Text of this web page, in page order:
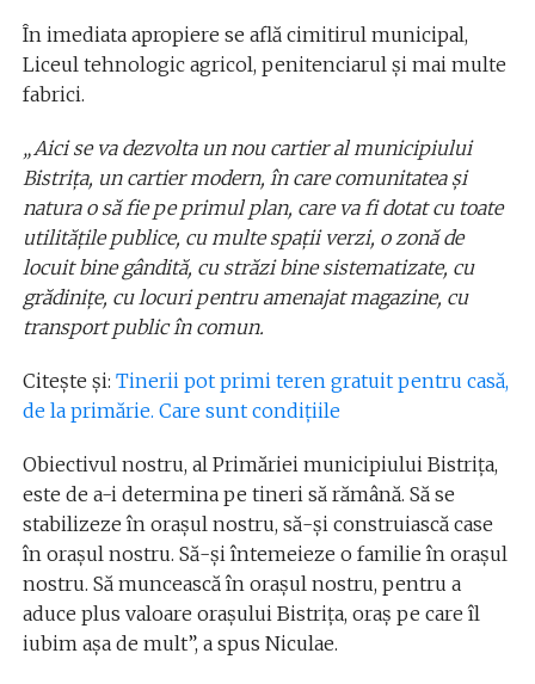
În imediata apropiere se află cimitirul municipal,
Liceul tehnologic agricol, penitenciarul şi mai multe
fabrici.
„Aici se va dezvolta un nou cartier al municipiului
Bistriţa, un cartier modern, în care comunitatea şi
natura o să fie pe primul plan, care va fi dotat cu toate
utilităţile publice, cu multe spaţii verzi, o zonă de
locuit bine gândită, cu străzi bine sistematizate, cu
grădiniţe, cu locuri pentru amenajat magazine, cu
transport public în comun.
Citește și: Tinerii pot primi teren gratuit pentru casă,
de la primărie. Care sunt condițiile
Obiectivul nostru, al Primăriei municipiului Bistriţa,
este de a-i determina pe tineri să rămână. Să se
stabilizeze în oraşul nostru, să-şi construiască case
în oraşul nostru. Să-şi întemeieze o familie în oraşul
nostru. Să muncească în oraşul nostru, pentru a
aduce plus valoare oraşului Bistriţa, oraş pe care îl
iubim aşa de mult”, a spus Niculae.